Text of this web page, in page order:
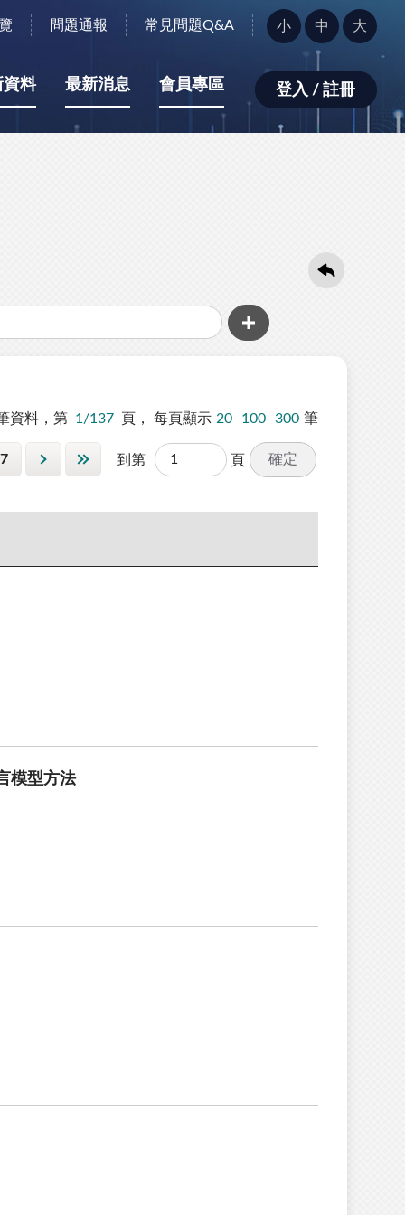
問題通報 常見問題Q&A
字
型
小：
小 中 大
資料 最新消息 會員專區 登入 / 註冊
資料，第 1/137 頁， 每頁顯示 20 100 300 筆
7 到第 頁 確定
模型方法